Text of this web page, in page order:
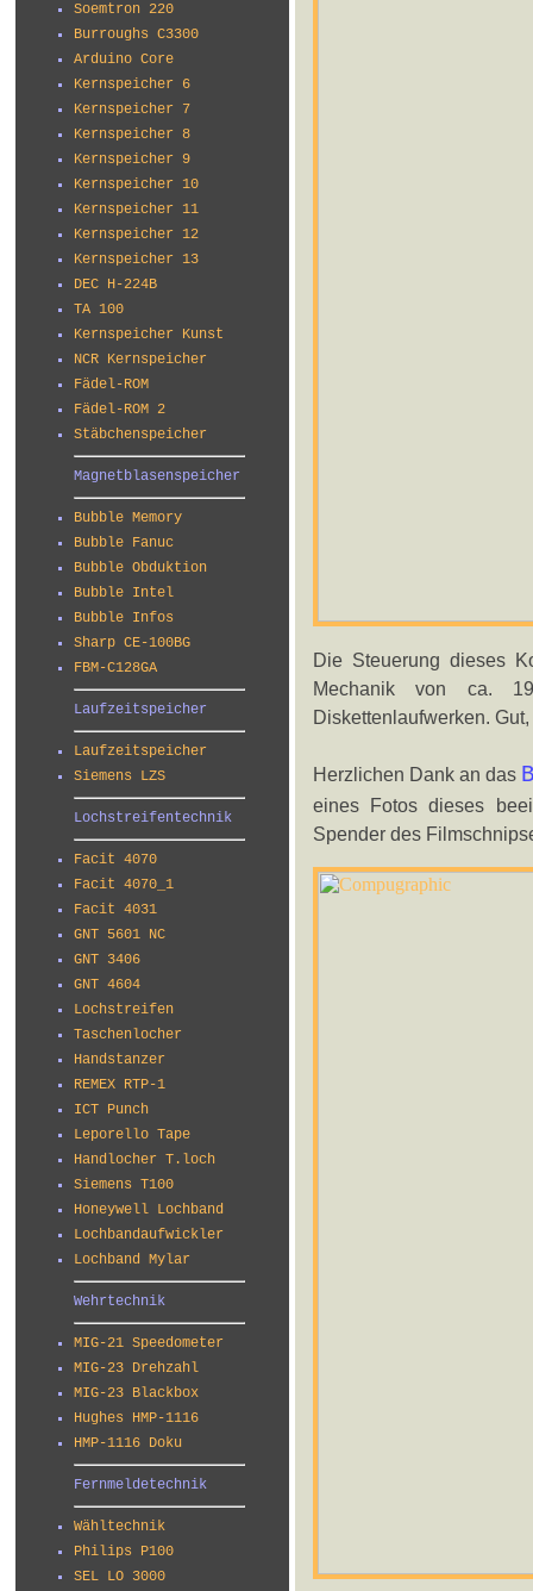
Soemtron 220
Burroughs C3300
Arduino Core
Kernspeicher 6
Kernspeicher 7
Kernspeicher 8
Kernspeicher 9
Kernspeicher 10
Kernspeicher 11
Kernspeicher 12
Kernspeicher 13
DEC H-224B
TA 100
Kernspeicher Kunst
NCR Kernspeicher
Fädel-ROM
Fädel-ROM 2
Stäbchenspeicher
Magnetblasenspeicher
Bubble Memory
Bubble Fanuc
Bubble Obduktion
Bubble Intel
Bubble Infos
Sharp CE-100BG
FBM-C128GA
Laufzeitspeicher
Laufzeitspeicher
Siemens LZS
Lochstreifentechnik
Facit 4070
Facit 4070_1
Facit 4031
GNT 5601 NC
GNT 3406
GNT 4604
Lochstreifen
Taschenlocher
Handstanzer
REMEX RTP-1
ICT Punch
Leporello Tape
Handlocher T.loch
Siemens T100
Honeywell Lochband
Lochbandaufwickler
Lochband Mylar
Wehrtechnik
MIG-21 Speedometer
MIG-23 Drehzahl
MIG-23 Blackbox
Hughes HMP-1116
HMP-1116 Doku
Fernmeldetechnik
Wähltechnik
Philips P100
SEL LO 3000
Die Steuerung dieses
Mechanik von ca.
Diskettenlaufwerken.
Herzlichen Dank an das
eines Fotos dieses
Spender des